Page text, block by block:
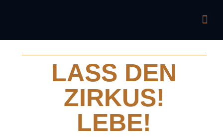
LASS DEN
ZIRKUS!
LEBE!